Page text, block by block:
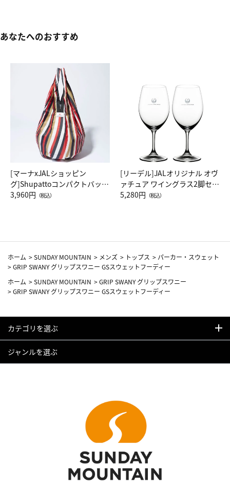
あなたへのおすすめ
[マーナxJALショッピン
グ]Shupattoコンパクトバッグ
Drop JAL客室乗務員（LC）ス
3,960円 （税込）
[リーデル]JALオリジナル オヴ
ァチュア ワイングラス2脚セッ
ト（レッドワイン）
5,280円 （税込）
ホーム >SUNDAY MOUNTAIN > メンズ > トップス > パーカー・スウェット
>GRIP SWANY グリップスワニー GSスウェットフーディー
ホーム >SUNDAY MOUNTAIN >GRIP SWANY グリップスワニー
>GRIP SWANY グリップスワニー GSスウェットフーディー
カテゴリを選ぶ
ジャンルを選ぶ